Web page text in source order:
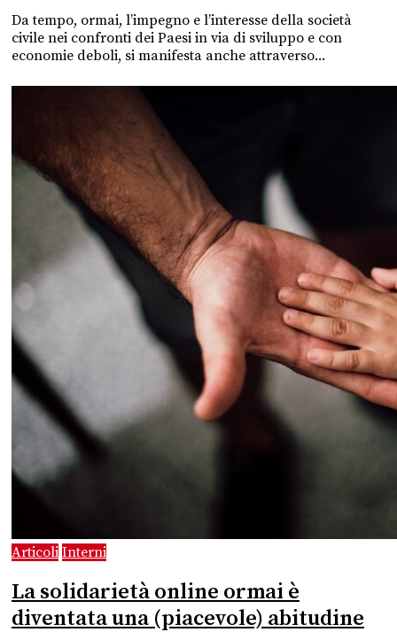
Da tempo, ormai, l’impegno e l’interesse della società
civile nei confronti dei Paesi in via di sviluppo e con
economie deboli, si manifesta anche attraverso...
Articoli Interni
La solidarietà online ormai è
diventata una (piacevole) abitudine